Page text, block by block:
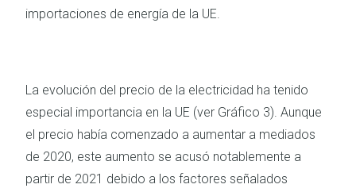
importaciones de energía de la UE.
La evolución del precio de la electricidad ha tenido
especial importancia en la UE (ver Gráfico 3). Aunque
el precio había comenzado a aumentar a mediados
de 2020, este aumento se acusó notablemente a
partir de 2021 debido a los factores señalados